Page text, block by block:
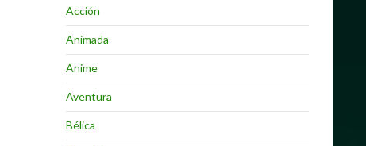
Acción
Animada
Anime
Aventura
Bélica